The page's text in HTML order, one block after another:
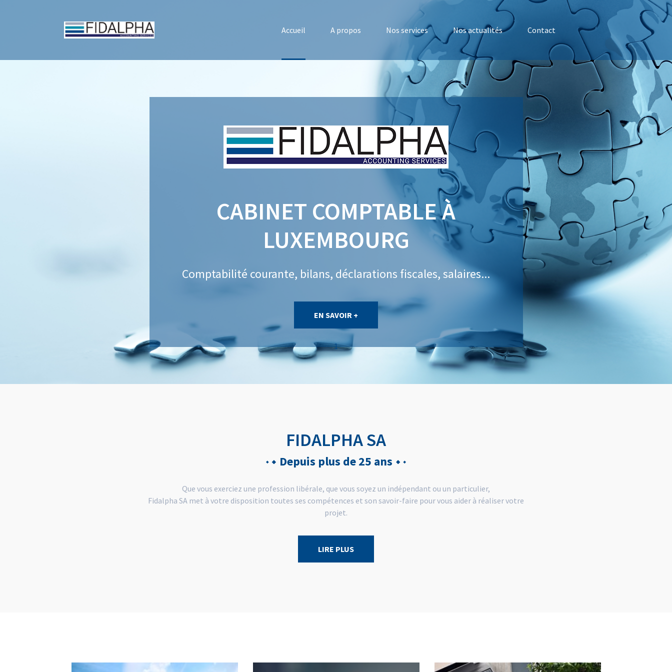
Accueil A propos Nos services Nos actualités Contact
1
CABINET COMPTABLE À
LUXEMBOURG
Comptabilité courante, bilans, déclarations fiscales, salaires...
EN SAVOIR +
FIDALPHA SA
Depuis plus de 25 ans
Que vous exerciez une profession libérale, que vous soyez un indépendant ou un particulier,
Fidalpha SA met à votre disposition toutes ses compétences et son savoir-faire pour vous aider à réaliser votre
projet.
LIRE PLUS